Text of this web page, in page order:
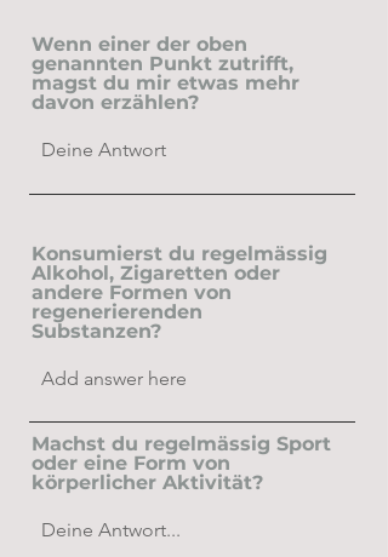
Wenn einer der oben
genannten Punkt zutrifft,
magst du mir etwas mehr
davon erzählen?
Konsumierst du regelmässig
Alkohol, Zigaretten oder
andere Formen von
regenerierenden
Substanzen?
Machst du regelmässig Sport
oder eine Form von
körperlicher Aktivität?